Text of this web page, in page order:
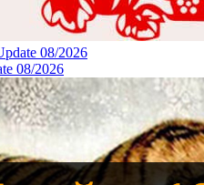
08/2026
08/2026